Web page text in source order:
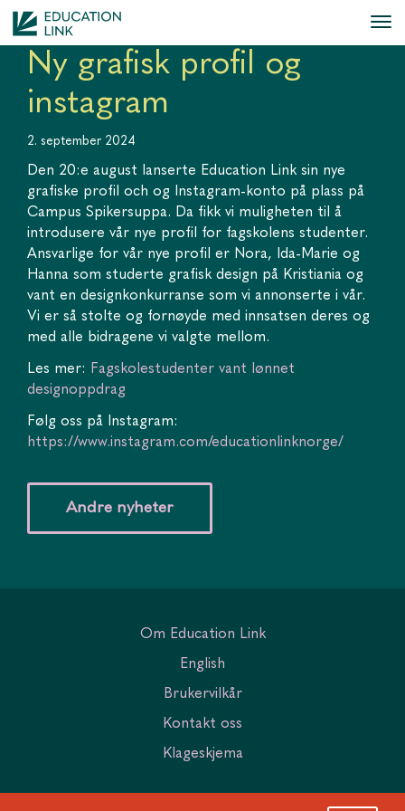
Ny grafisk profil og
instagram
2. september 2024
Den 20:e august lanserte Education Link sin nye
grafiske profil och og Instagram-konto på plass på
Campus Spikersuppa. Da fikk vi muligheten til å
introdusere vår nye profil for fagskolens studenter.
Ansvarlige for vår nye profil er Nora, Ida-Marie og
Hanna som studerte grafisk design på Kristiania og
vant en designkonkurranse som vi annonserte i vår.
Vi er så stolte og fornøyde med innsatsen deres og
med alle bidragene vi valgte mellom.
Les mer:
Fagskolestudenter vant lønnet
designoppdrag
Følg oss på Instagram:
https://www.instagram.com/educationlinknorge/
Andre nyheter
Om Education Link
English
Brukervilkår
Kontakt oss
Klageskjema
© 2026 Education Link. Alle rettigheter forbeholdes.